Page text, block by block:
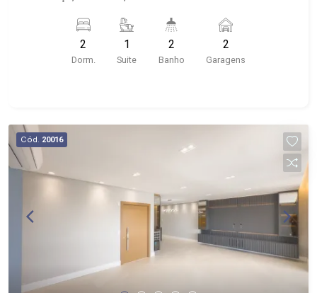
churrasqueira; - Localizado próximo ao Próximo a
Unaerp, Bar do Mineiro, Giacomo`s Pizza,Health
Pharma Farmácia de Manipulação, Hotel Indi
2
Dorm.
1
Suite
2
Banho
2
Garagens
Cód. 20016